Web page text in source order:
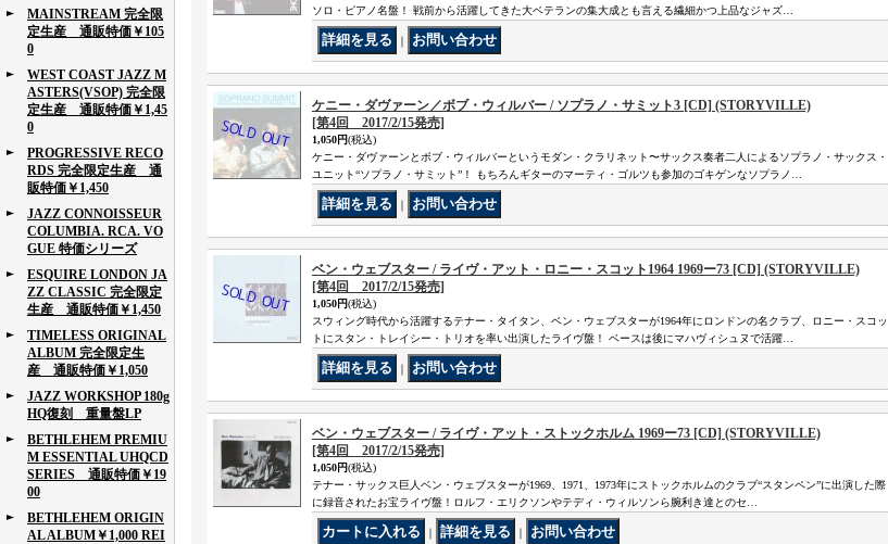
MAINSTREAM 完全限
定生産 通販特価￥105
0
WEST COAST JAZZ M
ASTERS(VSOP) 完全限
定生産 通販特価￥1,45
0
PROGRESSIVE RECO
RDS 完全限定生産 通
販特価￥1,450
JAZZ CONNOISSEUR
COLUMBIA. RCA. VO
GUE 特価シリーズ
ESQUIRE LONDON JA
ZZ CLASSIC 完全限定
生産 通販特価￥1,450
TIMELESS ORIGINAL
ALBUM 完全限定生
産 通販特価￥1,050
JAZZ WORKSHOP 180g
HQ復刻 重量盤LP
BETHLEHEM PREMIU
M ESSENTIAL UHQCD
SERIES 通販特価￥19
00
BETHLEHEM ORIGIN
AL ALBUM￥1,000 REI
ソロ・ピアノ名盤！ 戦前から活躍してきた大ベテランの集大成とも言える繊細かつ上品なジャズ…
｜
ケニー・ダヴァーン／ボブ・ウィルバー / ソプラノ・サミット3 [CD] (STORYVILLE)
[第4回 2017/2/15発売]
1,050円(税込)
ケニー・ダヴァーンとボブ・ウィルバーというモダン・クラリネット〜サックス奏者二人によるソプラノ・サックス・
ユニット“ソプラノ・サミット”！ もちろんギターのマーティ・ゴルツも参加のゴキゲンなソプラノ…
｜
ベン・ウェブスター / ライヴ・アット・ロニー・スコット1964 1969ー73 [CD] (STORYVILLE)
[第4回 2017/2/15発売]
1,050円(税込)
スウィング時代から活躍するテナー・タイタン、ベン・ウェブスターが1964年にロンドンの名クラブ、ロニー・スコッ
トにスタン・トレイシー・トリオを率い出演したライヴ盤！ ベースは後にマハヴィシュヌで活躍…
｜
ベン・ウェブスター / ライヴ・アット・ストックホルム 1969ー73 [CD] (STORYVILLE)
[第4回 2017/2/15発売]
1,050円(税込)
テナー・サックス巨人ベン・ウェブスターが1969、1971、1973年にストックホルムのクラブ“スタンペン”に出演した際
に録音されたお宝ライヴ盤！ロルフ・エリクソンやテディ・ウィルソンら腕利き達とのセ…
｜ ｜